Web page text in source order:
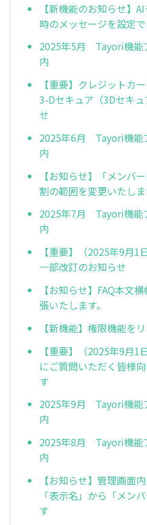
【新機能のお知らせ】
時のメッセージを設定
2025年5月 Tayori機能
内
【重要】クレジットカ
3-Dセキュア（3Dセキ
せ
2025年6月 Tayori機能
内
【お知らせ】「メンバ
割の範囲を変更いたし
2025年7月 Tayori機能
内
【重要】（2025年9月
一部改訂のお知らせ
【お知らせ】FAQ本文
張いたします。
【新機能】権限機能を
【重要】（2025年9月1
にご質問いただく皆様
す
2025年9月 Tayori機能
内
2025年8月 Tayori機能
内
【お知らせ】管理画面
「表示名」から「メン
す